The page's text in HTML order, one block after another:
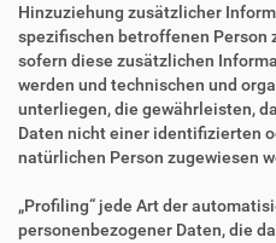
Hinzuziehung zusätzlicher
spezifischen betroffenen Person
sofern diese zusätzlichen
werden und technischen und
unterliegen, die gewährleisten,
Daten nicht einer identifizierten
natürlichen Person zugewiesen
„Profiling“ jede Art der
personenbezogener Daten, die